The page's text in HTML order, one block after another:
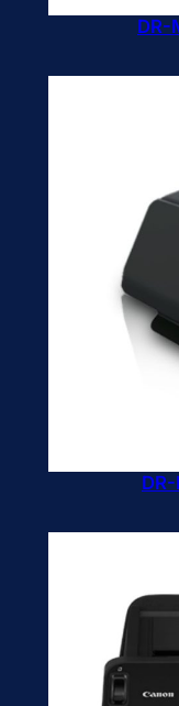
DR-